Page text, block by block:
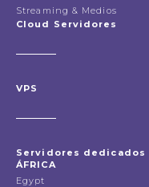
Streaming & Medios
Cloud Servidores
VPS
Servidores dedicados
ÁFRICA
Egypt